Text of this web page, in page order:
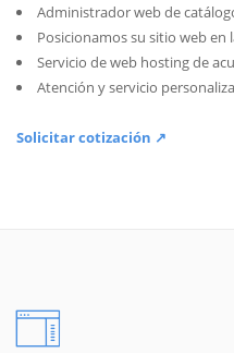
Administrador web de
Posicionamos su sitio web en
Servicio de web hosting de
Atención y servicio
Solicitar cotización ↗